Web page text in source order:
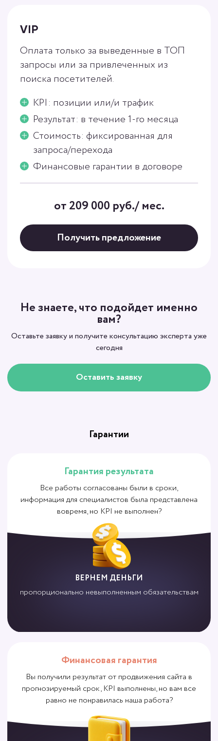
VIP
Оплата только за выведенные в ТОП
запросы или за привлеченных из
поиска посетителей.
KPI: позиции или/и трафик
Результат: в течение 1-го месяца
Стоимость: фиксированная для
запроса/перехода
Финансовые гарантии в договоре
от 209 000 руб./ мес.
Получить предложение
Не знаете, что подойдет именно
вам?
Оставьте заявку и получите консультацию эксперта уже
сегодня
Оставить заявку
Гарантии
Гарантия результата
Все работы согласованы были в сроки,
информация для специалистов была представлена
вовремя, но KPI не выполнен?
ВЕРНЕМ ДЕНЬГИ
пропорционально невыполненным обязательствам
Финансовая гарантия
Вы получили результат от продвижения сайта в
прогнозируемый срок, KPI выполнены, но вам все
равно не понравилась наша работа?